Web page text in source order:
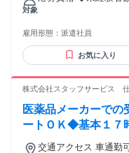
払い特設ページをご確認ください。
ざいます。 ※利用で
対象
雇用形態： 派遣社員
お気に入り
株式会社スタッフサービス
医薬品メーカーで
ートＯＫ◆基本１７
交通アクセス 車通勤